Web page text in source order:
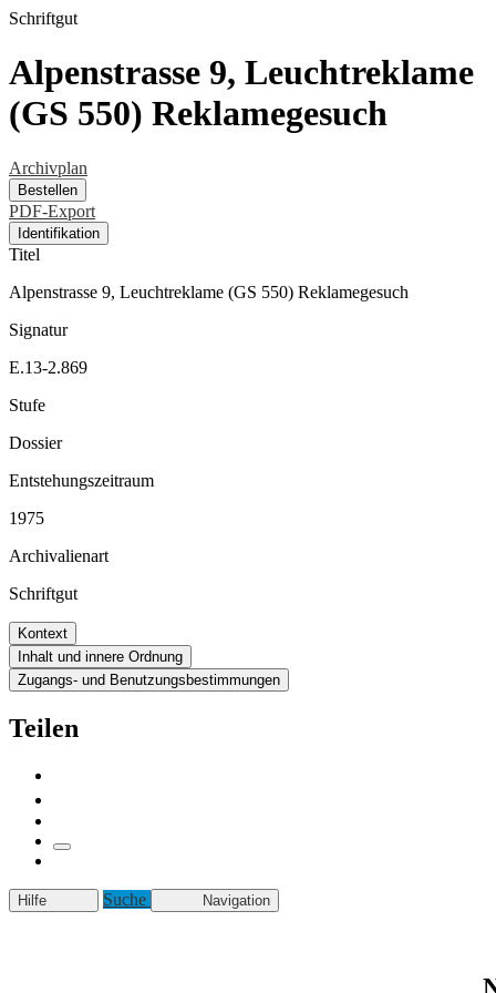
Schriftgut
Alpenstrasse 9, Leuchtreklame
(GS 550) Reklamegesuch
Archivplan
Bestellen
PDF-Export
Identifikation
Titel
Alpenstrasse 9, Leuchtreklame (GS 550) Reklamegesuch
Signatur
E.13-2.869
Stufe
Dossier
Entstehungszeitraum
1975
Archivalienart
Schriftgut
Kontext
Inhalt und innere Ordnung
Zugangs- und Benutzungsbestimmungen
Teilen
Hilfe Suche Navigation